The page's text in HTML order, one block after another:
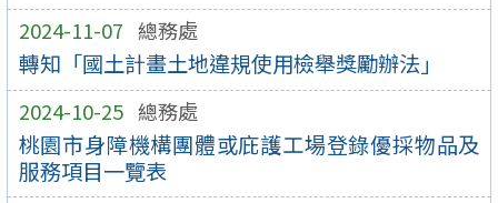
2024-11-07 總務處
轉知「國土計畫土地違規使用檢舉獎勵辦法」
2024-10-25 總務處
桃園市身障機構團體或庇護工場登錄優採物品及
服務項目一覽表